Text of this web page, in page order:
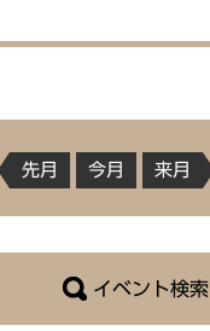
先月 今月 来月
イベント検索